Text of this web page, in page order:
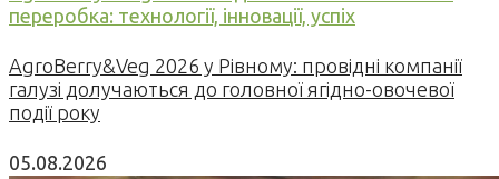
переробка: технології, інновації, успіх
AgroBerry&Veg 2026 у Рівному: провідні компанії
галузі долучаються до головної ягідно-овочевої
події року
05.08.2026